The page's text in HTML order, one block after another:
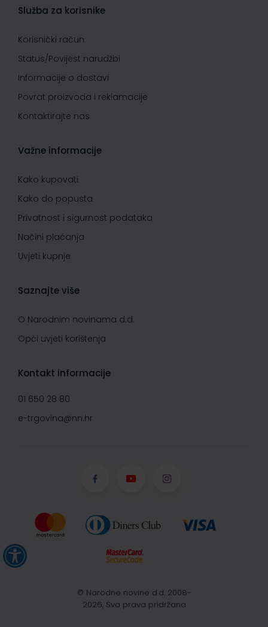
Služba za korisnike
Korisnički račun
Status/Povijest narudžbi
Informacije o dostavi
Povrat proizvoda i reklamacije
Kontaktirajte nas
Važne informacije
Kako kupovati
Kako do popusta
Privatnost i sigurnost podataka
Načini plaćanja
Uvjeti kupnje
Saznajte više
O Narodnim novinama d.d.
Opći uvjeti korištenja
Kontakt informacije
01 650 28 80
e-trgovina@nn.hr
© Narodne novine d.d. 2008-
2026, Sva prava pridržana